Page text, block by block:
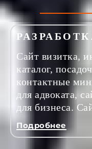
Сайт визитка,
каталог,
контактные
для адвоката,
для бизнеса.
Подробнее